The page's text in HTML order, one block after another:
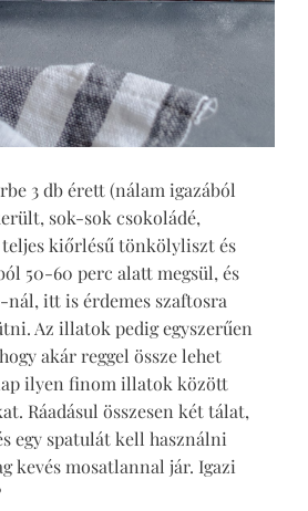
3 db érett (nálam igazából
sok-sok csokoládé,
teljes kiőrlésű tönkölyliszt és
50-60 perc alatt megsül, és
itt is érdemes szaftosra
Az illatok pedig egyszerűen
akár reggel össze lehet
ilyen finom illatok között
Ráadásul összesen két tálat,
egy spatulát kell használni
kevés mosatlannal jár. Igazi